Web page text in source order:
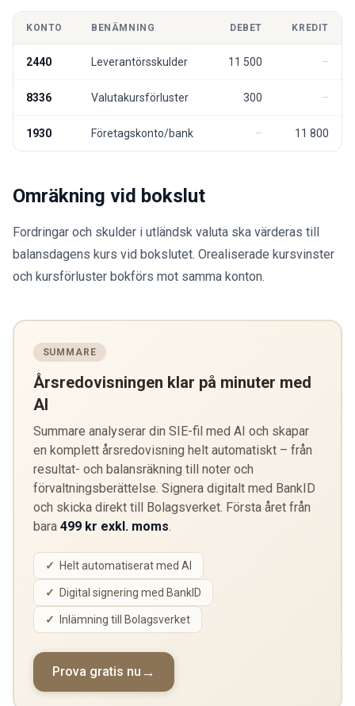
KONTO BENÄMNING DEBET KREDIT
2440 Leverantörsskulder 11 500
8336 Valutakursförluster 300
1930 Företagskonto/bank 11 800
Omräkning vid bokslut
Fordringar och skulder i utländsk valuta ska värderas till
balansdagens kurs vid bokslutet. Orealiserade kursvinster
och kursförluster bokförs mot samma konton.
SUMMARE
Årsredovisningen klar på minuter med
AI
Summare analyserar din SIE-fil med AI och skapar
en komplett årsredovisning helt automatiskt – från
resultat- och balansräkning till noter och
förvaltningsberättelse. Signera digitalt med BankID
och skicka direkt till Bolagsverket. Första året från
bara 499 kr exkl. moms
Helt automatiserat med AI
Digital signering med BankID
Inlämning till Bolagsverket
Prova gratis nu